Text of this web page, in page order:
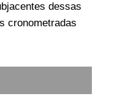
dessas
cronometradas